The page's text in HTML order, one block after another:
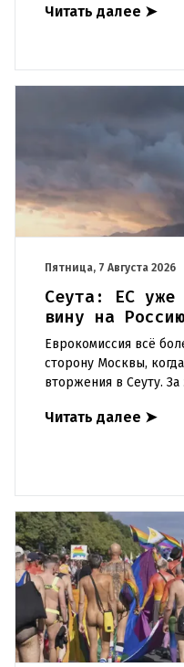
девушек.Вызов
Читать далее ➤
Пятница, 7 Августа 2026
Сеута: ЕС уже
вину на Россию
Еврокомиссия всё
сторону Москвы,
вторжения в Сеуту. За
72 000 человек п
Читать далее ➤